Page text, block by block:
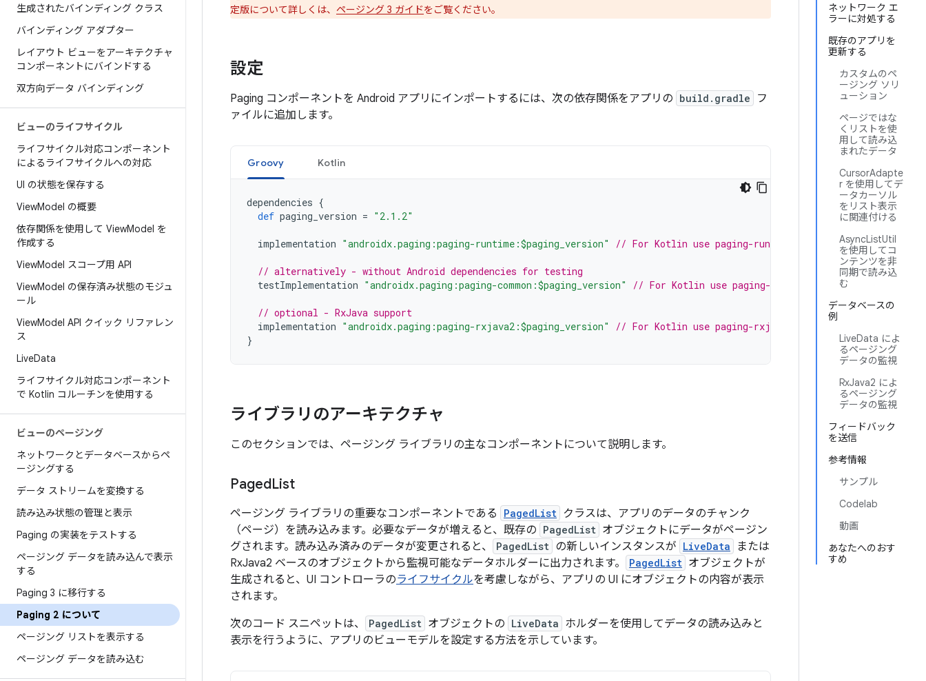
生成されたバインディング クラス
バインディング アダプター
レイアウト ビューをアーキテクチャ
コンポーネントにバインドする
双方向データ バインディング
ビューのライフサイクル
ライフサイクル対応コンポーネント
によるライフサイクルへの対応
UI の状態を保存する
ViewModel の概要
依存関係を使用して ViewModel を
作成する
ViewModel スコープ用 API
ViewModel の保存済み状態のモジュ
ール
ViewModel API クイック リファレン
ス
LiveData
ライフサイクル対応コンポーネント
で Kotlin コルーチンを使用する
ビューのページング
ネットワークとデータベースからペ
ージングする
データ ストリームを変換する
読み込み状態の管理と表示
Paging の実装をテストする
ページング データを読み込んで表示
する
Paging 3 に移行する
Paging 2 について
ページング リストを表示する
ページング データを読み込む
ネットワーク エ
ラーに対処する
既存のアプリを
更新する
カスタムのペ
ージング ソリ
ューション
ページではな
くリストを使
用して読み込
まれたデータ
CursorAdapte
r を使用してデ
ータカーソル
をリスト表示
に関連付ける
AsyncListUtil
を使用してコ
ンテンツを非
同期で読み込
む
データベースの
例
LiveData によ
るページング
データの監視
RxJava2 によ
るページング
データの監視
フィードバック
を送信
参考情報
サンプル
Codelab
動画
あなたへのおす
すめ
定版について詳しくは、 ページング 3 ガイドをご覧ください。
設定
Paging コンポーネントを Android アプリにインポートするには、次の依存関係をアプリの build.gradle
フ
ァイルに追加します。
Groovy Kotlin
dependencies {
def paging_version = "2.1.2"
implementation "androidx.paging:paging-runtime:$paging_version" // For Kotlin use paging-runtime-ktx
// alternatively - without Android dependencies for testing
testImplementation "androidx.paging:paging-common:$paging_version" // For Kotlin use paging-common-ktx
// optional - RxJava support
implementation "androidx.paging:paging-rxjava2:$paging_version"
// For Kotlin use paging-rxjava2-ktx
}
ライブラリのアーキテクチャ
このセクションでは、ページング ライブラリの主なコンポーネントについて説明します。
PagedList
ページング ライブラリの重要なコンポーネントである PagedList クラスは、アプリのデータのチャンク
（ページ）を読み込みます。必要なデータが増えると、既存の PagedList オブジェクトにデータがページン
グされます。読み込み済みのデータが変更されると、
PagedList の新しいインスタンスが LiveData
または
RxJava2 ベースのオブジェクトから監視可能なデータホルダーに出力されます。
PagedList オブジェクトが
生成されると、UI コントローラのライフサイクルを考慮しながら、アプリの UI にオブジェクトの内容が表示
されます。
次のコード スニペットは、
PagedList オブジェクトの LiveData ホルダーを使用してデータの読み込みと
表示を行うように、アプリのビューモデルを設定する方法を示しています。